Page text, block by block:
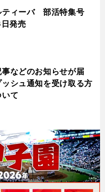
ティーバ 部活特集号
発売
などのお知らせが届
シュ通知を受け取る方
て